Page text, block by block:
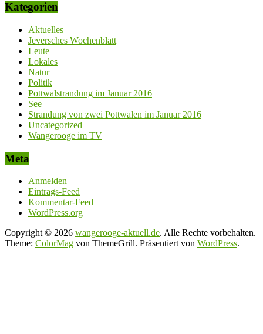
Kategorien
Aktuelles
Jeversches Wochenblatt
Leute
Lokales
Natur
Politik
Pottwalstrandung im Januar 2016
See
Strandung von zwei Pottwalen im Januar 2016
Uncategorized
Wangerooge im TV
Meta
Anmelden
Eintrags-Feed
Kommentar-Feed
WordPress.org
Copyright © 2026 wangerooge-aktuell.de. Alle Rechte vorbehalten.
Theme: ColorMag von ThemeGrill. Präsentiert von WordPress.